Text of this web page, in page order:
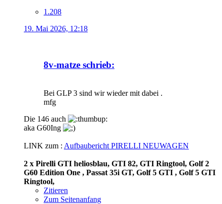
1.208
19. Mai 2026, 12:18
8v-matze schrieb:
Bei GLP 3 sind wir wieder mit dabei .
mfg
Die 146 auch
aka G60Ing
LINK zum : Aufbaubericht PIRELLI NEUWAGEN
2 x Pirelli GTI heliosblau, GTI 82, GTI Ringtool, Golf 2
G60 Edition One , Passat 35i GT, Golf 5 GTI , Golf 5 GTI
Ringtool,
Zitieren
Zum Seitenanfang